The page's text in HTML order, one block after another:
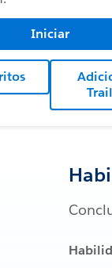
Iniciar